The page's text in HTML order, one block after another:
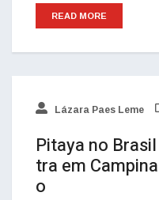
READ MORE
Lázara Paes Leme
Pitaya no
tra em
o